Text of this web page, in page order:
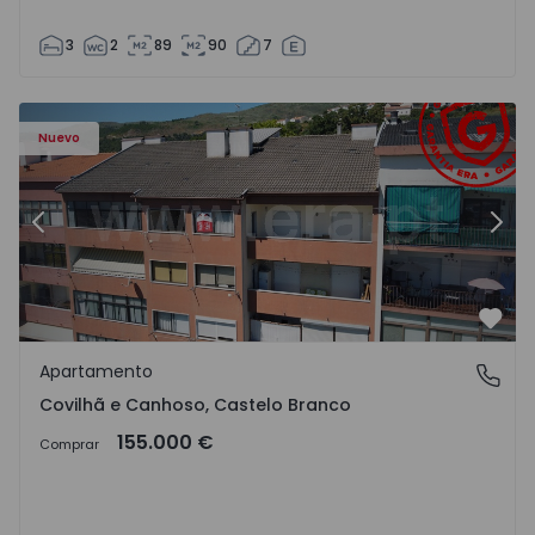
3 2 89 90 7
Nuevo
- 18
Apartamento T2 Covilhã, Covilhã e Canhoso - 1497806 -
Anterior
Covilhã e Canhoso, Castelo Branco
Apartamento
Covilhã e Canhoso, Castelo Branco
Comprar 155.000 €